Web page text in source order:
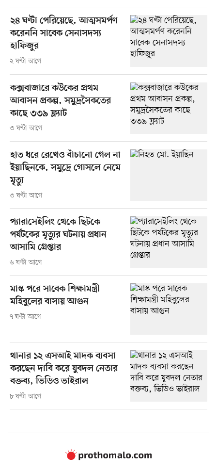
২৪ ঘণ্টা পেরিয়েছে, আত্মসমর্পণ
করেননি সাবেক সেনাসদস্য
হাফিজুর
২ ঘণ্টা আগে
কক্সবাজারে কউকের প্রথম
আবাসন প্রকল্প, সমুদ্রসৈকতের
কাছে ৩৩৯ ফ্ল্যাট
৩ ঘণ্টা আগে
হাত ধরে রেখেও বাঁচানো গেল না
ইয়াছিনকে, সমুদ্রে গোসলে নেমে
মৃত্যু
৩ ঘণ্টা আগে
প্যারাসেইলিং থেকে ছিটকে
পর্যটকের মৃত্যুর ঘটনায় প্রধান
আসামি গ্রেপ্তার
৬ ঘণ্টা আগে
মাস্ক পরে সাবেক শিক্ষামন্ত্রী
মহিবুলের বাসায় আগুন
৭ ঘণ্টা আগে
থানার ১২ এসআই মাদক ব্যবসা
করছেন দাবি করে যুবদল নেতার
বক্তব্য, ভিডিও ভাইরাল
৮ ঘণ্টা আগে